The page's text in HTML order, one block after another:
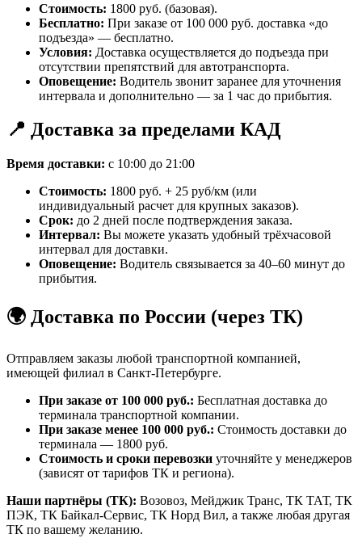
Стоимость: 1800 руб. (базовая).
Бесплатно: При заказе от 100 000 руб. доставка «до
подъезда» — бесплатно.
Условия: Доставка осуществляется до подъезда при
отсутствии препятствий для автотранспорта.
Оповещение: Водитель звонит заранее для уточнения
интервала и дополнительно — за 1 час до прибытия.
📍 Доставка за пределами КАД
Время доставки: с 10:00 до 21:00
Стоимость: 1800 руб. + 25 руб/км (или
индивидуальный расчет для крупных заказов).
Срок: до 2 дней после подтверждения заказа.
Интервал: Вы можете указать удобный трёхчасовой
интервал для доставки.
Оповещение: Водитель связывается за 40–60 минут до
прибытия.
🌍 Доставка по России (через ТК)
Отправляем заказы любой транспортной компанией,
имеющей филиал в Санкт-Петербурге.
При заказе от 100 000 руб.: Бесплатная доставка до
терминала транспортной компании.
При заказе менее 100 000 руб.: Стоимость доставки до
терминала — 1800 руб.
Стоимость и сроки перевозки уточняйте у менеджеров
(зависят от тарифов ТК и региона).
Наши партнёры (ТК): Возовоз, Мейджик Транс, ТК ТАТ, ТК
ПЭК, ТК Байкал-Сервис, ТК Норд Вил, а также любая другая
ТК по вашему желанию.